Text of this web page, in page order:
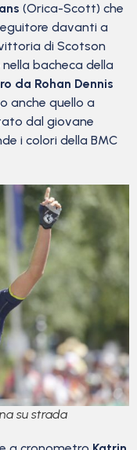
(Orica-Scott) che
davanti a
di Scotson
bacheca della
da Rohan Dennis
anche quello a
dal giovane
i colori della BMC
su strada